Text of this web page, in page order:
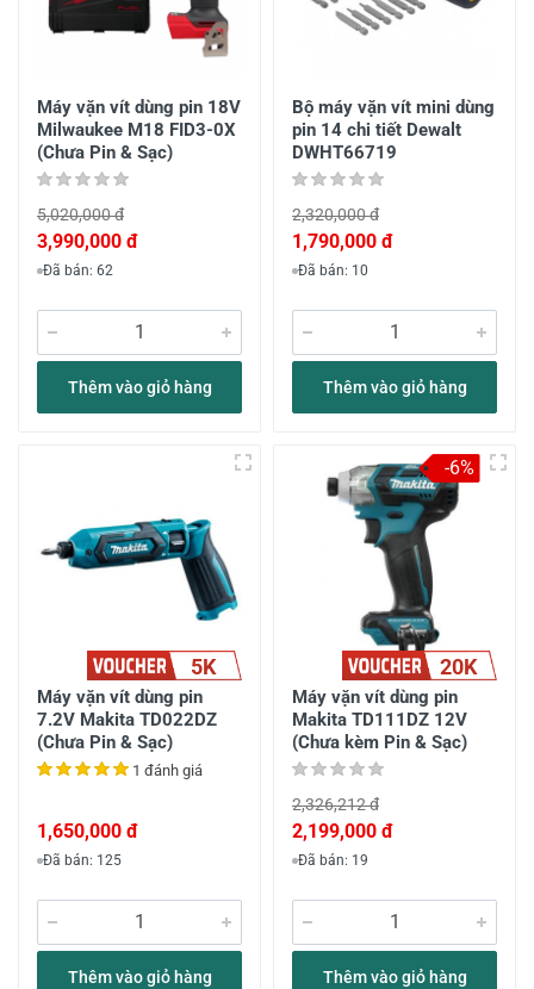
Máy vặn vít dùng pin 18V
Milwaukee M18 FID3-0X
(Chưa Pin & Sạc)
5,020,000 đ
3,990,000 đ
Đã bán: 62
Thêm vào giỏ hàng
Bộ máy vặn vít mini dùng
pin 14 chi tiết Dewalt
DWHT66719
2,320,000 đ
1,790,000 đ
Đã bán: 10
Thêm vào giỏ hàng
5K
Máy vặn vít dùng pin
7.2V Makita TD022DZ
(Chưa Pin & Sạc)
1 đánh giá
1,650,000 đ
Đã bán: 125
Thêm vào giỏ hàng
20K
Máy vặn vít dùng pin
Makita TD111DZ 12V
(Chưa kèm Pin & Sạc)
2,326,212 đ
2,199,000 đ
Đã bán: 19
Thêm vào giỏ hàng
-6%